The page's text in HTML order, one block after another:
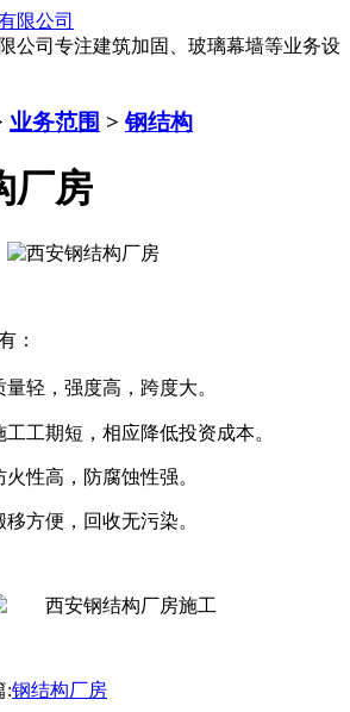
公司 专注建筑加固、玻璃幕墙等业务设
业务范围 >钢结构
厂房
：
轻，强度高，跨度大。
工期短，相应降低投资成本。
性高，防腐蚀性强。
方便，回收无污染。
:钢结构厂房